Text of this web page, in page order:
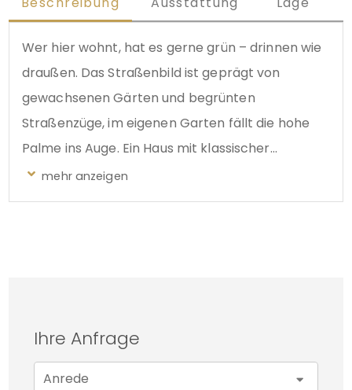
Wer hier wohnt, hat es gerne grün – drinnen wie
draußen. Das Straßenbild ist geprägt von
gewachsenen Gärten und begrünten
Straßenzüge, im eigenen Garten fällt die hohe
Palme ins Auge. Ein Haus mit klassischer
Reihenhausstruktur, mit Platz auf drei Ebenen –
und dem Vorteil eines voll nutzbaren
Viele weitere Bilder, Informationen und
Ihre Anfrage
Anrede